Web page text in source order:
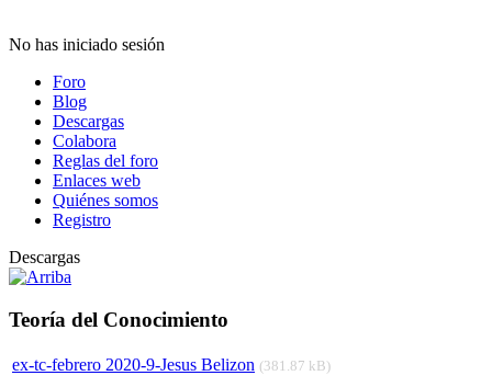
No has iniciado sesión
Foro
Blog
Descargas
Colabora
Reglas del foro
Enlaces web
Quiénes somos
Registro
Descargas
Teoría del Conocimiento
ex-tc-febrero 2020-9-Jesus Belizon (381.87 kB)